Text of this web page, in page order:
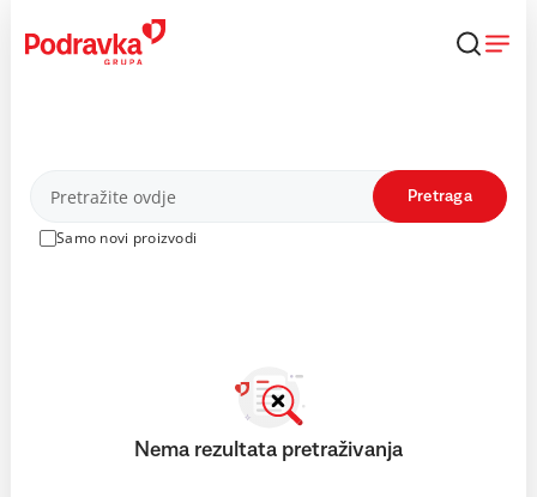
content
Proizvodi
Samo novi proizvodi
Pretraga
Nema rezultata pretraživanja